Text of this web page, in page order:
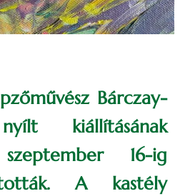
Bárczay-
kiállításának
16-ig
A kastély